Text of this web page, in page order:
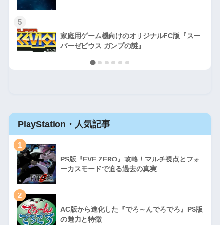
5
家庭用ゲーム機向けのオリジナルFC版『スー
パーゼビウス ガンプの謎』
PlayStation・人気記事
1
PS版『EVE ZERO』攻略！マルチ視点とフォ
ーカスモードで迫る過去の真実
2
AC版から進化した『でろ～んでろでろ』PS版
の魅力と特徴